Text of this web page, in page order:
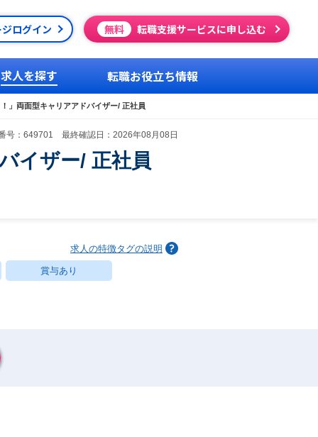
ログイン 無料 転職支援サービスに申し込む
求人を探す 転職お役立ち情報
」両面型キャリアアドバイザー/ 正社員
号：649701 最終確認日：2026年08月08日
イザー/ 正社員
求人の特徴タグの説明
賞与あり